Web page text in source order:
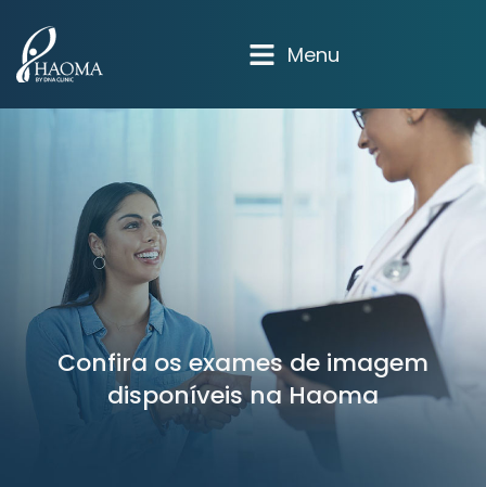
Menu
Confira os exames de imagem
disponíveis na Haoma